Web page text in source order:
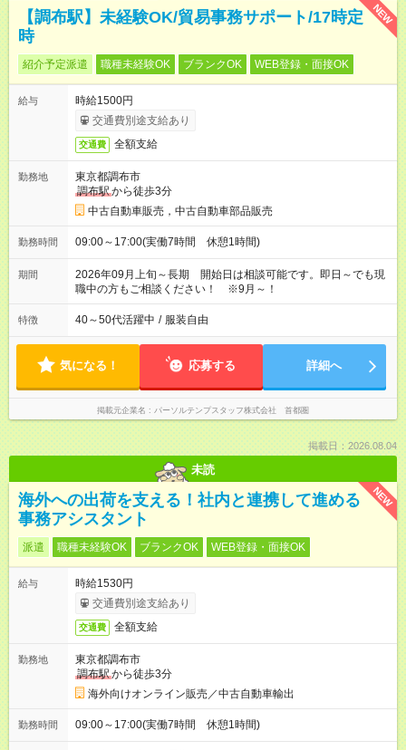
NEW
【調布駅】未経験OK/貿易事務サポート/17時定
時
紹介予定派遣 職種未経験OK ブランクOK WEB登録・面接OK
給与
時給1500円
交通費別途支給あり
交通費 全額支給
勤務地
東京都調布市
調布駅から徒歩3分
中古自動車販売，中古自動車部品販売
勤務時間 09:00～17:00(実働7時間 休憩1時間)
期間
2026年09月上旬～長期 開始日は相談可能です。即日～でも現
職中の方もご相談ください！ ※9月～！
特徴 40～50代活躍中 / 服装自由
気になる！ 応募する 詳細へ
掲載元企業名 パーソルテンプスタッフ株式会社 首都圏
掲載日：2026.08.04
未読
NEW
海外への出荷を支える！社内と連携して進める
事務アシスタント
派遣 職種未経験OK ブランクOK WEB登録・面接OK
給与
時給1530円
交通費別途支給あり
交通費 全額支給
勤務地
東京都調布市
調布駅から徒歩3分
海外向けオンライン販売／中古自動車輸出
勤務時間 09:00～17:00(実働7時間 休憩1時間)